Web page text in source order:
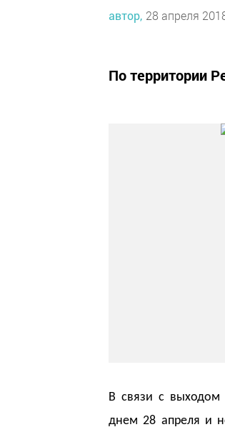
автор, 28 апреля
По территории
В связи с выходом
днем 28 апреля и